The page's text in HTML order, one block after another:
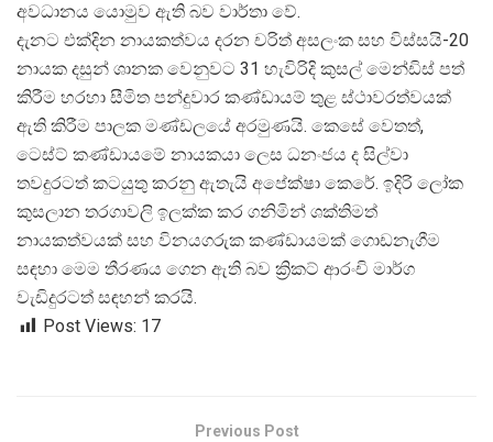
අවධානය යොමුව ඇති බව වාර්තා වේ.
දැනට එක්දින නායකත්වය දරන චරිත් අසලංක සහ විස්සයි-20
නායක දසුන් ශානක වෙනුවට 31 හැවිරිදි කුසල් මෙන්ඩිස් පත්
කිරීම හරහා සීමිත පන්දුවාර කණ්ඩායම් තුළ ස්ථාවරත්වයක්
ඇති කිරීම පාලක මණ්ඩලයේ අරමුණයි. කෙසේ වෙතත්,
ටෙස්ට් කණ්ඩායමේ නායකයා ලෙස ධනංජය ද සිල්වා
තවදුරටත් කටයුතු කරනු ඇතැයි අපේක්ෂා කෙරේ. ඉදිරි ලෝක
කුසලාන තරගාවලි ඉලක්ක කර ගනිමින් ශක්තිමත්
නායකත්වයක් සහ විනයගරුක කණ්ඩායමක් ගොඩනැගීම
සඳහා මෙම තීරණය ගෙන ඇති බව ක්රිකට් ආරංචි මාර්ග
වැඩිදුරටත් සඳහන් කරයි.
Post Views: 17
Previous Post